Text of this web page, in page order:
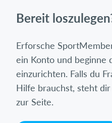
Bereit
Erforsche
ein Konto und beginne
einzurichten. Falls du
Hilfe brauchst, steht
zur Seite.